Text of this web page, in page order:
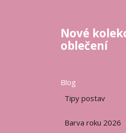
Nové
oblečení
Blog
Tipy postav
Barva roku 2026